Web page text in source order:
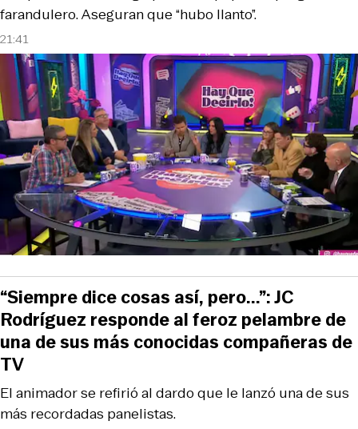
21:41
farandulero. Aseguran que “hubo llanto”.
El animador se refirió al dardo que le lanzó una de sus
más recordadas panelistas.
“Siempre dice cosas así, pero...”: JC
Rodríguez responde al feroz pelambre de
una de sus más conocidas compañeras de
TV